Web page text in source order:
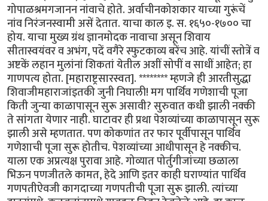
गोपाळश्रमगजानन नांवाचे होते. अर्वाचीनकोशकार याच्या गुरूंचें
नांव निरंजनस्वामी असें देतात. याचा काल इ. स. १६५०-१७०० चा
होय. याचा मुख्य ग्रंथ ज्ञानमोदक नावाचा असून शिवाय
सीतास्वयंवर व अभंग, पदें वगैरे स्फुटकाव्य बरेंच आहे. यांचीं स्तोत्रें व
अष्टकें लहान मुलांनां शिकतां येतील अशीं सोपीं व साधीं आहेत; हा
गाणपत्य होता. [महाराष्ट्रसारस्वत]. ******** म्हणजे ही आरतीसुद्धा
शिवाजीमहाराजांइतकी जुनी निघाली! मग पार्थिव गणेशाची पूजा
किती जुन्या काळापासून सुरू असावी? सुरुवात कधी झाली नक्की
ते सांगता येणार नाही. घाटावर ही प्रथा पेशव्यांच्या काळापासून सुरू
झाली असे म्हणतात. पण कोकणांत तर फार पूर्वीपासून पार्थिव
गणेशाची पूजा सुरू होतीच. पेशव्यांच्या आधीपासून हे नक्कीच.
याला एक अप्रत्यक्ष पुरावा आहे. गोव्यात पोर्तुगीजांच्या छळाला
भिऊन पणजीतले कामत, हेदे आणि इतर काही घराण्यांत पार्थिव
गणपतीऐवजी कागदाच्या गणपतीची पूजा सुरू झाली. त्यांच्या